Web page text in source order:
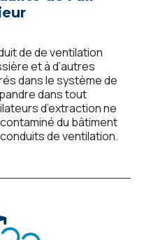
de de ventilation
et à d’autres
dans le système de
dans tout
d’extraction ne
du bâtiment
de ventilation.